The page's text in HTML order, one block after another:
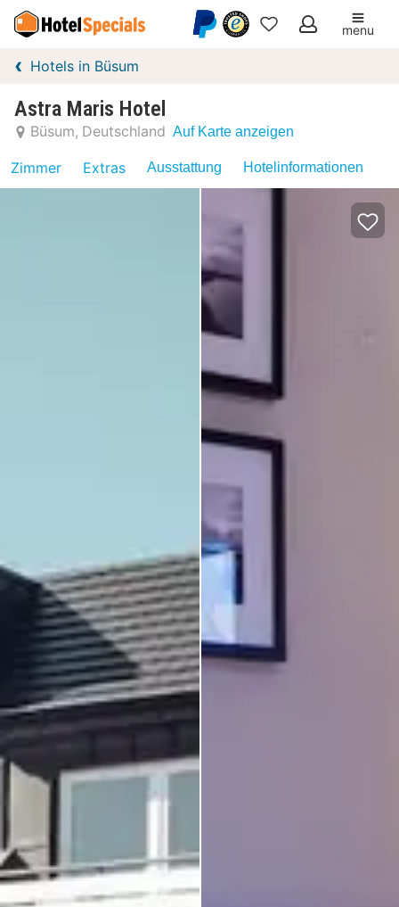
Meine
menu
Hotels in Büsum
Astra Maris Hotel
Büsum Deutschland Auf Karte anzeigen
Zimmer Extras Ausstattung Hotelinformationen